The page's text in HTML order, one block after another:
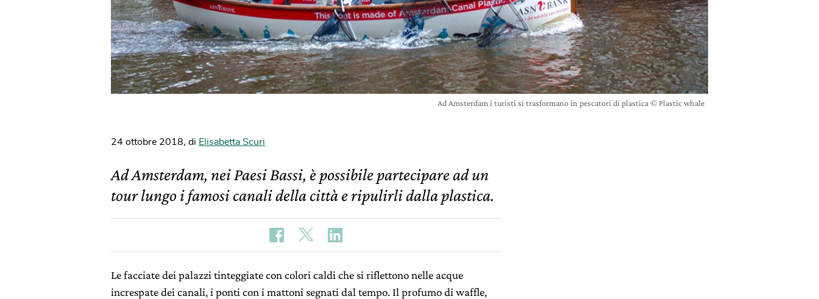
Ad Amsterdam i turisti si trasformano in pescatori di plastica © Plastic whale
24 ottobre 2018, di Elisabetta Scuri
Ad Amsterdam, nei Paesi Bassi, è possibile partecipare ad un
tour lungo i famosi canali della città e ripulirli dalla plastica.
Le facciate dei palazzi tinteggiate con colori caldi che si riflettono nelle acque
increspate dei canali, i ponti con i mattoni segnati dal tempo. Il profumo di waffle,